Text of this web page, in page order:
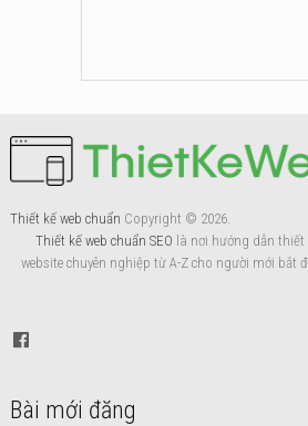
Thiết kế web chuẩn Copyright © 2026.
Thiết kế web chuẩn SEO là nơi hướng dẫn
website chuyên nghiệp từ A-Z cho người mới bắt
Bài mới đăng